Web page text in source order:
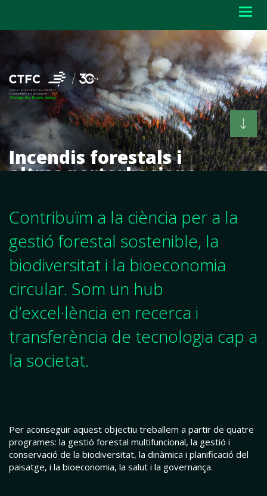
Incendis forestals i
altres pertorbacions
Biodiversitat
Boscos i aigua
Bioproductes
Socioeconomia
Paisatges resilients
Escenaris forestals
Contribuïm a la ciència per a la
gestió forestal sostenible, la
biodiversitat i la bioeconomia
circular. Som un hub
d’excel·lència en recerca i
transferència de tecnologia cap a
la societat.
Per aconseguir aquest objectiu treballem a partir de quatre
programes: la gestió forestal multifuncional, la gestió i
conservació de la biodiversitat, la dinàmica i planificació del
paisatge, i la bioeconomia, la salut i la governança.